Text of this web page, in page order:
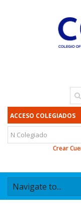
ACCESO COLEGIADOS
Crear